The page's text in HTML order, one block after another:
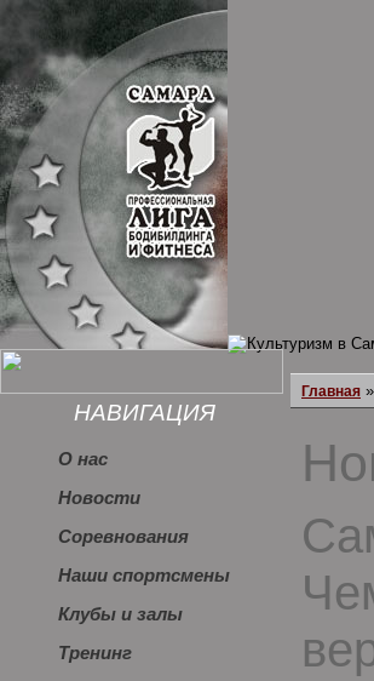
НАВИГАЦИЯ
О нас
Новости
Соревнования
Наши спортсмены
Клубы и залы
Тренинг
Главная »